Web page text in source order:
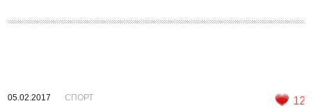
05.02.2017 СПОРТ 12